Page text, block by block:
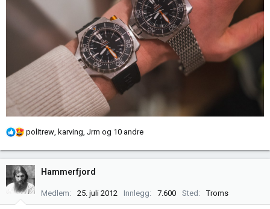
R
k
s
j
o
politrew karving Jrm og 10 andre
Hammerfjord
Medlem 25. juli 2012 Innlegg 7.600 Sted Troms